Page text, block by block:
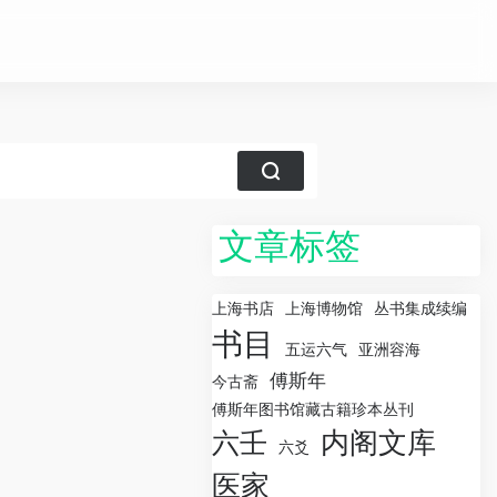
文章标签
上海书店 上海博物馆 丛书集成续编
书目 五运六气
亚洲容海
今古斋 傅斯年
傅斯年图书馆藏古籍珍本丛刊
六壬 六爻
内阁文库
医家